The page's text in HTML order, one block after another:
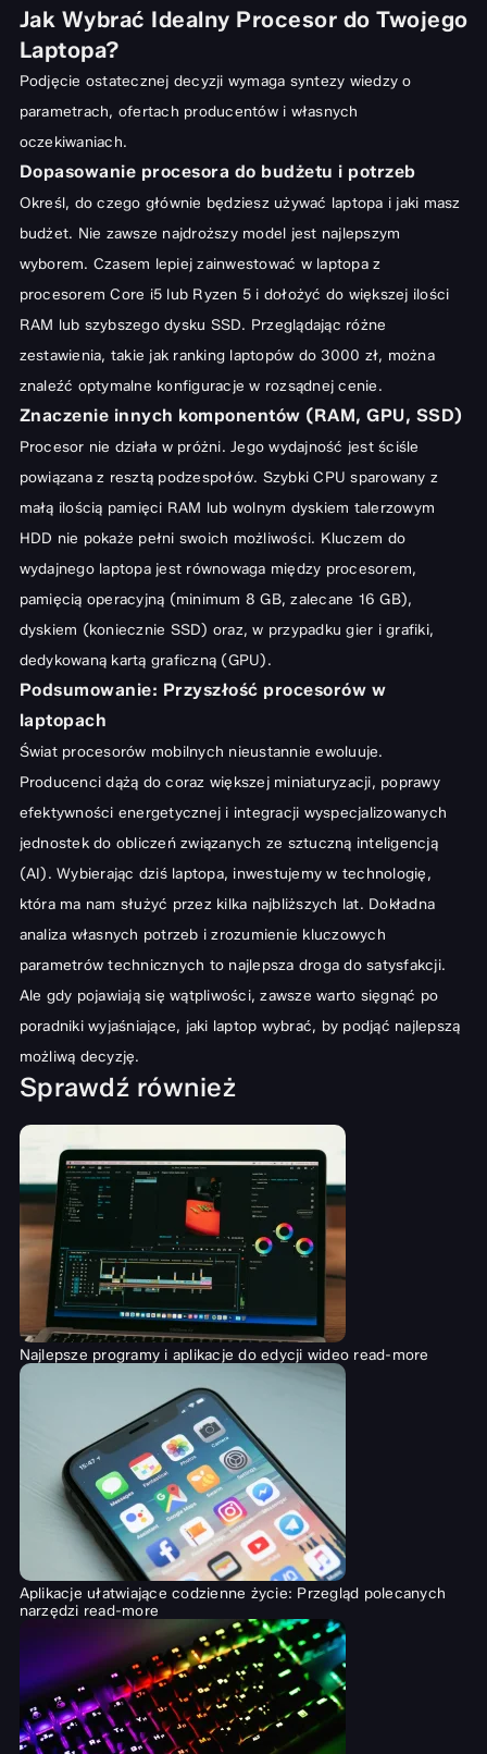
Jak Wybrać Idealny Procesor do Twojego
Laptopa?
Podjęcie ostatecznej decyzji wymaga syntezy wiedzy o
parametrach, ofertach producentów i własnych
oczekiwaniach.
Dopasowanie procesora do budżetu i potrzeb
Określ, do czego głównie będziesz używać laptopa i jaki masz
budżet. Nie zawsze najdroższy model jest najlepszym
wyborem. Czasem lepiej zainwestować w laptopa z
procesorem Core i5 lub Ryzen 5 i dołożyć do większej ilości
RAM lub szybszego dysku SSD. Przeglądając różne
zestawienia, takie jak ranking laptopów do 3000 zł, można
znaleźć optymalne konfiguracje w rozsądnej cenie.
Znaczenie innych komponentów (RAM, GPU, SSD)
Procesor nie działa w próżni. Jego wydajność jest ściśle
powiązana z resztą podzespołów. Szybki CPU sparowany z
małą ilością pamięci RAM lub wolnym dyskiem talerzowym
HDD nie pokaże pełni swoich możliwości. Kluczem do
wydajnego laptopa jest równowaga między procesorem,
pamięcią operacyjną (minimum 8 GB, zalecane 16 GB),
dyskiem (koniecznie SSD) oraz, w przypadku gier i grafiki,
dedykowaną kartą graficzną (GPU).
Podsumowanie: Przyszłość procesorów w
laptopach
Świat procesorów mobilnych nieustannie ewoluuje.
Producenci dążą do coraz większej miniaturyzacji, poprawy
efektywności energetycznej i integracji wyspecjalizowanych
jednostek do obliczeń związanych ze sztuczną inteligencją
(AI). Wybierając dziś laptopa, inwestujemy w technologię,
która ma nam służyć przez kilka najbliższych lat. Dokładna
analiza własnych potrzeb i zrozumienie kluczowych
parametrów technicznych to najlepsza droga do satysfakcji.
Ale gdy pojawiają się wątpliwości, zawsze warto sięgnąć po
poradniki wyjaśniające, jaki laptop wybrać, by podjąć najlepszą
możliwą decyzję.
Sprawdź również
Najlepsze programy i aplikacje do edycji wideo read-more
Aplikacje ułatwiające codzienne życie: Przegląd polecanych
narzędzi read-more